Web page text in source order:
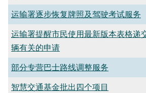
运输署逐步恢复牌照及驾驶考试服务
运输署提醒市民使用最新版本表格递
辆有关的申请
部分专营巴士路线调整服务
​智慧交通基金批出四个项目